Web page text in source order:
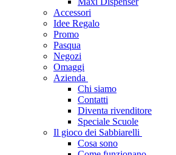
Accessori
Idee Regalo
Promo
Pasqua
Negozi
Omaggi
Azienda
Chi siamo
Contatti
Diventa rivenditore
Speciale Scuole
Il gioco dei Sabbiarelli
Cosa sono